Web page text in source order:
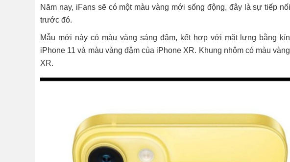
Năm nay, iFans sẽ có một màu vàng mới sống động, đây là sự tiếp
trước đó.
Mẫu mới này có màu vàng sáng đậm, kết hợp với mặt lưng bằng
iPhone 11 và màu vàng đậm của iPhone XR. Khung nhôm có màu
XR.